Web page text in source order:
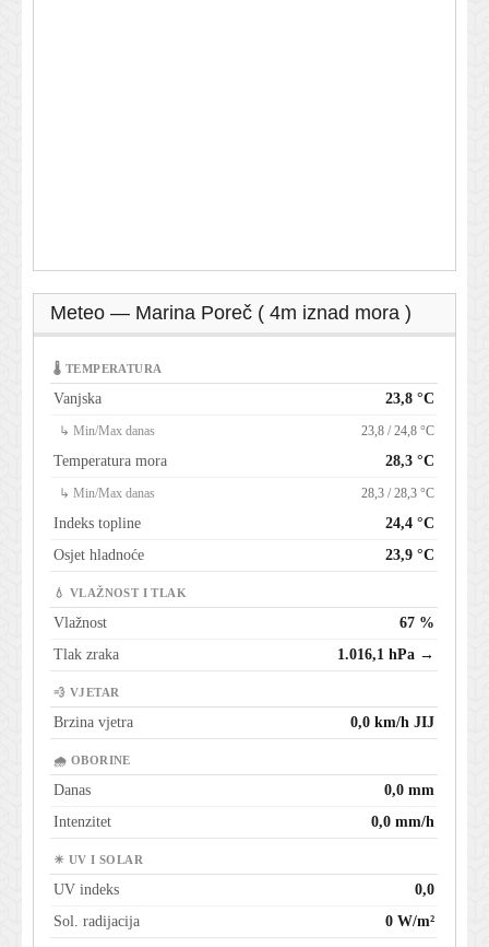
Meteo — Marina Poreč ( 4m iznad mora )
🌡 TEMPERATURA
Vanjska 23,8 °C
↳ Min/Max danas 23,8 / 24,8 °C
Temperatura mora 28,3 °C
↳ Min/Max danas 28,3 / 28,3 °C
Indeks topline
24,4 °C
Osjet hladnoće
23,9 °C
💧 VLAŽNOST I TLAK
Vlažnost
67 %
Tlak zraka
1.016,1 hPa →
💨 VJETAR
Brzina vjetra 0,0 km/h JIJ
🌧 OBORINE
Danas
0,0 mm
Intenzitet
0,0 mm/h
☀ UV I SOLAR
UV indeks
0,0
Sol. radijacija
0 W/m²